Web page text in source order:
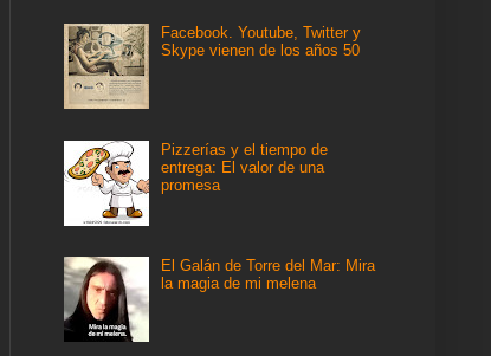
Facebook. Youtube, Twitter y
Skype vienen de los años 50
Pizzerías y el tiempo de
entrega: El valor de una
promesa
El Galán de Torre del Mar: Mira
la magia de mi melena